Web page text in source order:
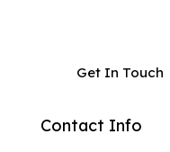
Contact Info